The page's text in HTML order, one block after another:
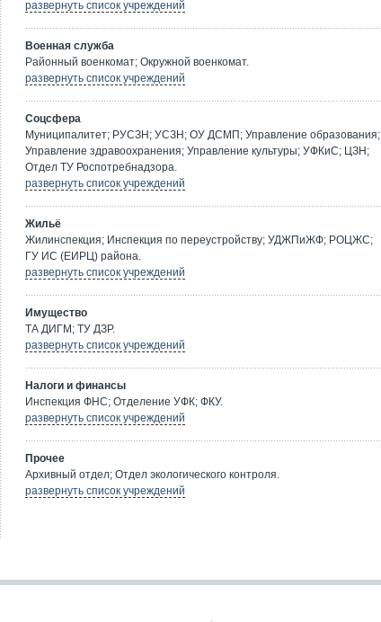
развернуть список учреждений
Военная служба
Районный военкомат; Окружной военкомат.
развернуть список учреждений
Соцсфера
Муниципалитет; РУСЗН; УСЗН; ОУ ДСМП; Управление образования;
Управление здравоохранения; Управление культуры; УФКиС; ЦЗН;
Отдел ТУ Роспотребнадзора.
развернуть список учреждений
Жильё
Жилинспекция; Инспекция по переустройству; УДЖПиЖФ; РОЦЖС;
ГУ ИС (ЕИРЦ) района.
развернуть список учреждений
Имущество
ТА ДИГМ; ТУ ДЗР.
развернуть список учреждений
Налоги и финансы
Инспекция ФНС; Отделение УФК; ФКУ.
развернуть список учреждений
Прочее
Архивный отдел; Отдел экологического контроля.
развернуть список учреждений